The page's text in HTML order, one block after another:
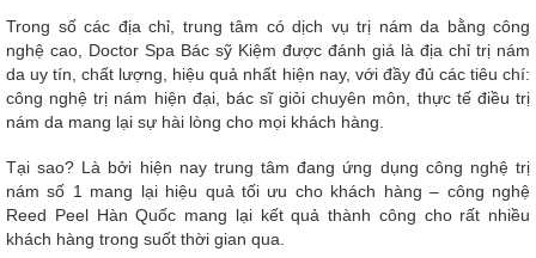
Trong số các địa chỉ, trung tâm có dịch vụ trị nám da bằng công
nghệ cao, Doctor Spa Bác sỹ Kiệm được đánh giá là địa chỉ trị nám
da uy tín, chất lượng, hiệu quả nhất hiện nay, với đầy đủ các tiêu chí:
công nghệ trị nám hiện đại, bác sĩ giỏi chuyên môn, thực tế điều trị
nám da mang lại sự hài lòng cho mọi khách hàng.
Tại sao? Là bởi hiện nay trung tâm đang ứng dụng công nghệ trị
nám số 1 mang lại hiệu quả tối ưu cho khách hàng – công nghệ
Reed Peel Hàn Quốc mang lại kết quả thành công cho rất nhiều
khách hàng trong suốt thời gian qua.